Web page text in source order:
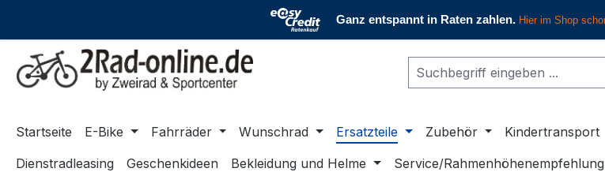
Hauptinhalt springen
Zur Suche springen
Zur Hauptnavigation springen
Startseite E-Bike Fahrräder Wunschrad Ersatzteile Zubehör Kindertransport
Dienstradleasing
Geschenkideen Bekleidung und Helme Service/Rahmenhöhenempfehlung